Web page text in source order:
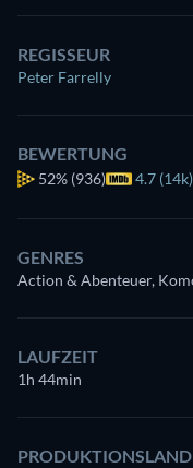
REGISSEUR
Peter Farrelly
BEWERTUNG
52% (936) 4.7 (14k)
GENRES
Action & Abenteuer,
LAUFZEIT
1h 44min
PRODUKTIONSLAND